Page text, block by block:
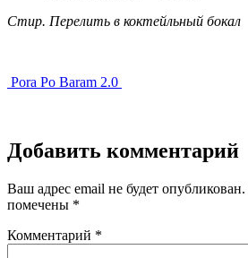
Стир. Перелить в коктейльный бокал
Pora Po Baram 2.0
Добавить комментарий
Ваш адрес email не будет опубликован.
помечены *
Комментарий *